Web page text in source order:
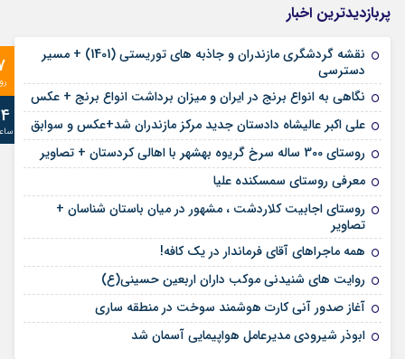
پربازدیدترین اخبار
نقشه گردشگری مازندران و جاذبه های توریستی (1401) + مسیر
دسترسی
نگاهی به انواع برنج در ایران و میزان برداشت انواع برنج + عکس
علی‌ اکبر عالیشاه دادستان جدید مرکز مازندران شد+عکس و سوابق
روستای 300 ساله سرخ ‌گریوه بهشهر با اهالی کردستان + تصاویر
معرفی روستای سمسکنده علیا
روستای اجابیت کلاردشت ، مشهور در میان باستان شناسان +
تصاویر
همه ماجراهای آقای فرماندار در یک کافه!
روایت های شنیدنی موکب داران اربعین حسینی(ع)
آغاز صدور آنی کارت هوشمند سوخت در منطقه ساری
ابوذر شیرودی مدیرعامل هواپیمایی آسمان شد